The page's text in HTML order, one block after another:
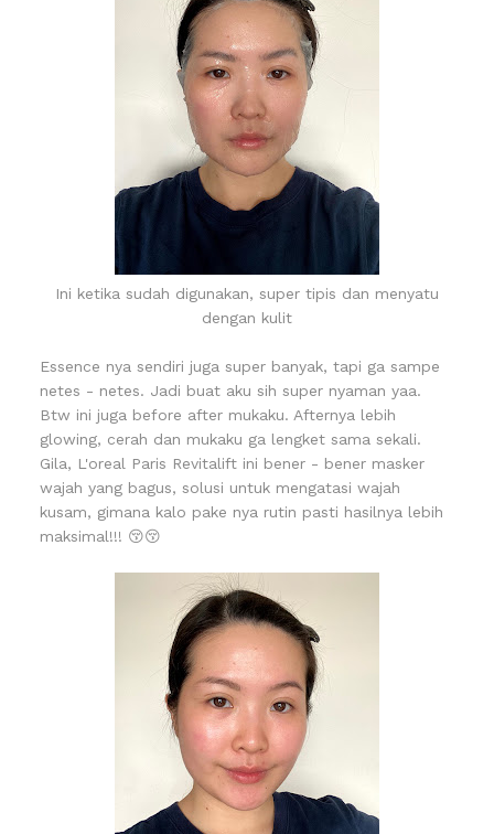
Ini ketika sudah digunakan, super tipis dan menyatu
dengan kulit
Essence nya sendiri juga super banyak, tapi ga sampe
netes - netes. Jadi buat aku sih super nyaman yaa.
Btw ini juga before after mukaku. Afternya lebih
glowing, cerah dan mukaku ga lengket sama sekali.
Gila, L'oreal Paris Revitalift ini bener - bener masker
wajah yang bagus, solusi untuk mengatasi wajah
kusam, gimana kalo pake nya rutin pasti hasilnya lebih
maksimal!!! 😚😚